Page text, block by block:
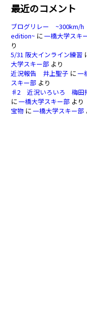
最近のコメント
ブログリレー ~300km/h
edition~ に一橋大学スキ
り
5/31 阪大インライン練習
大学スキー部 より
近況報告 井上聖子 に一
スキー部 より
♯2 近況いろいろ 梅田
に一橋大学スキー部 より
宝物 に一橋大学スキー部